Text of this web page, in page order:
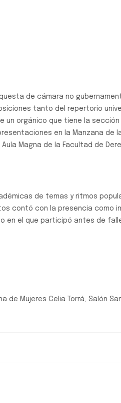
de cámara no
tanto del repertorio
un orgánico que tiene la
en la Manzana de
Magna de la Facultad de
de temas y ritmos
contó con la presencia como
en el que participó antes de
de Mujeres Celia Torrá, Salón